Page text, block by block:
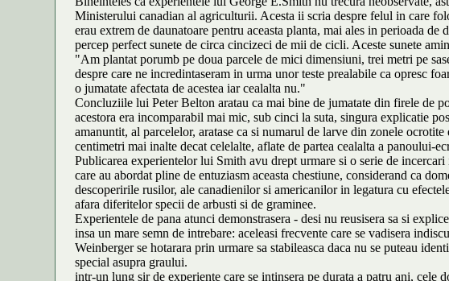
Ministerului canadian al agriculturii. Acesta ii scria despre felul in care
erau extrem de daunatoare pentru aceasta planta, mai ales in perioada
percep perfect sunete de circa cincizeci de mii de cicli. Aceste sunete
"Am plantat porumb pe doua parcele de mici dimensiuni, trei metri pe
despre care ne incredintaseram in urma unor teste prealabile ca opresc
o jumatate afectata de acestea iar cealalta nu."
Concluziile lui Peter Belton aratau ca mai bine de jumatate din firele de
acestora era incomparabil mai mic, sub cinci la suta, singura explicatie
amanuntit, al parcelelor, aratase ca si numarul de larve din zonele
centimetri mai inalte decat celelalte, aflate de partea cealalta a panoului-
Publicarea experientelor lui Smith avu drept urmare si o serie de
care au abordat pline de entuziasm aceasta chestiune, considerand ca
descoperirile rusilor, ale canadienilor si americanilor in legatura cu
afara diferitelor specii de arbusti si de graminee.
Experientele de pana atunci demonstrasera - desi nu reusisera sa si
insa un mare semn de intrebare: aceleasi frecvente care se vadisera
Weinberger se hotarara prin urmare sa stabileasca daca nu se puteau
special asupra graului.
intr-un lung sir de experiente care se intinsera pe durata a patru ani,